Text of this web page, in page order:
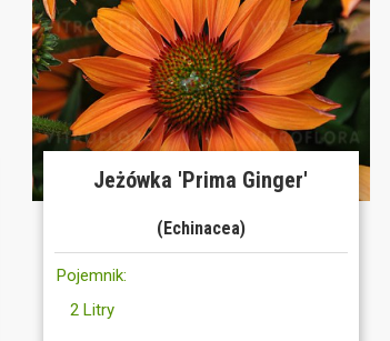
Jeżówka 'Prima Ginger'
(Echinacea)
Pojemnik:
2 Litry